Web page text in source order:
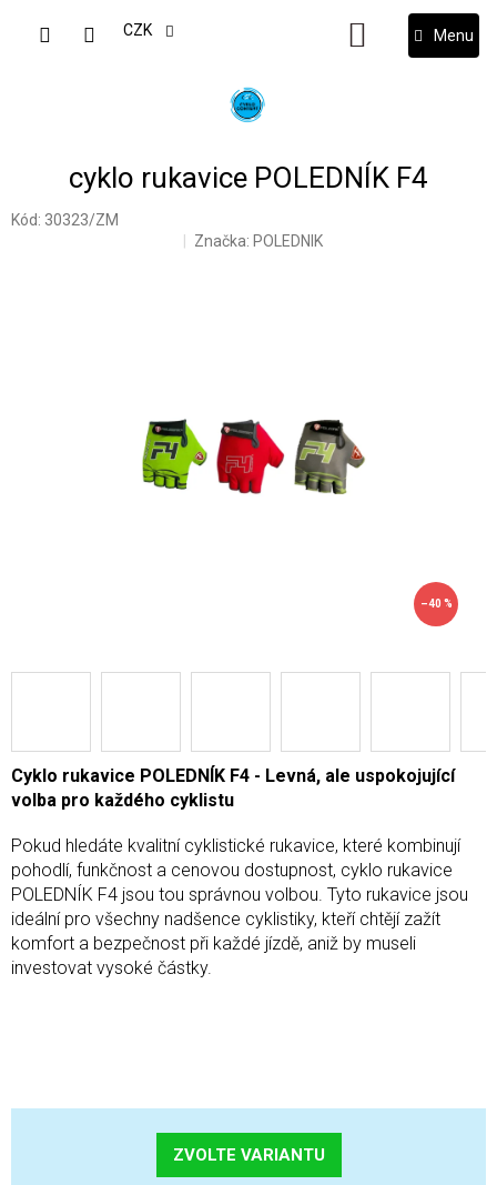
CZK
NÁKUPNÍ
KOŠÍK
cyklo rukavice POLEDNÍK F4
Kód: 30323/ZM
Značka: POLEDNIK
–40 %
Cyklo rukavice POLEDNÍK F4 - Levná, ale uspokojující
volba pro každého cyklistu
Pokud hledáte kvalitní cyklistické rukavice, které kombinují
pohodlí, funkčnost a cenovou dostupnost, cyklo rukavice
POLEDNÍK F4 jsou tou správnou volbou. Tyto rukavice jsou
ideální pro všechny nadšence cyklistiky, kteří chtějí zažít
komfort a bezpečnost při každé jízdě, aniž by museli
investovat vysoké částky.
ZVOLTE VARIANTU